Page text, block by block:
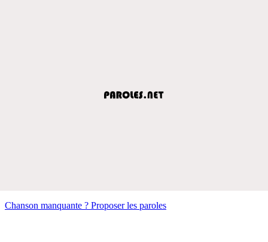
Chanson manquante ? Proposer les paroles